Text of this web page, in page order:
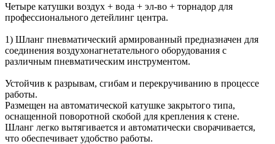
Четыре катушки воздух + вода + эл-во + торнадор для
профессионального детейлинг центра.
1) Шланг пневматический армированный предназначен для
соединения воздухонагнетательного оборудования с
различным пневматическим инструментом.
Устойчив к разрывам, сгибам и перекручиванию в процессе
работы.
Размещен на автоматической катушке закрытого типа,
оснащенной поворотной скобой для крепления к стене.
Шланг легко вытягивается и автоматически сворачивается,
что обеспечивает удобство работы.